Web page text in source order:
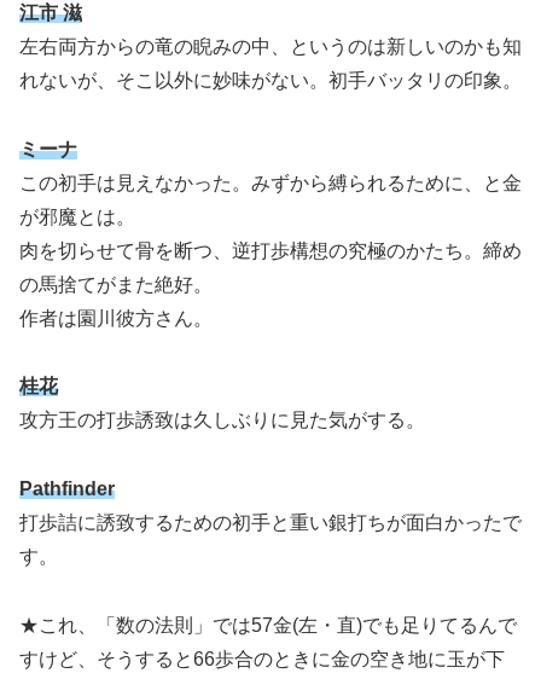
江市 滋
左右両方からの竜の睨みの中、というのは新しいのかも知
れないが、そこ以外に妙味がない。初手バッタリの印象。
ミーナ
この初手は見えなかった。みずから縛られるために、と金
が邪魔とは。
肉を切らせて骨を断つ、逆打歩構想の究極のかたち。締め
の馬捨てがまた絶好。
作者は園川彼方さん。
桂花
攻方王の打歩誘致は久しぶりに見た気がする。
Pathfinder
打歩詰に誘致するための初手と重い銀打ちが面白かったで
す。
★これ、「数の法則」では57金(左・直)でも足りてるんで
すけど、そうすると66歩合のときに金の空き地に玉が下